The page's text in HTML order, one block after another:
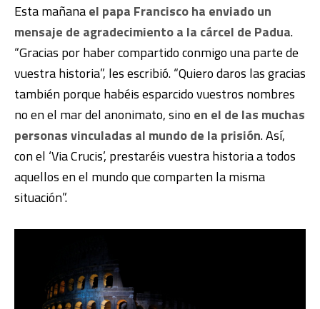
Esta mañanael papa Francisco ha enviado un
mensaje de agradecimiento a la cárcel de Padua.
“Gracias por haber compartido conmigo una parte de
vuestra historia”, les escribió. “Quiero daros las gracias
también porque habéis esparcido vuestros nombres
no en el mar del anonimato, sino en el de las muchas
personas vinculadas al mundo de la prisión. Así,
con el ‘Via Crucis’, prestaréis vuestra historia a todos
aquellos en el mundo que comparten la misma
situación”.